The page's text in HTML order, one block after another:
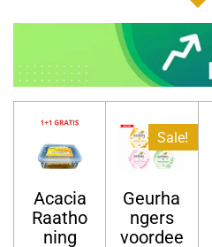
Acacia
Raatho
ning
Sale!
Geurha
ngers
voordee